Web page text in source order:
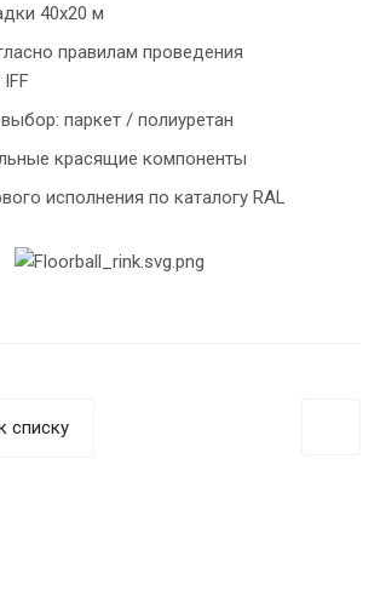
40х20 м
правилам проведения
паркет / полиуретан
красящие компоненты
исполнения по каталогу RAL
списку